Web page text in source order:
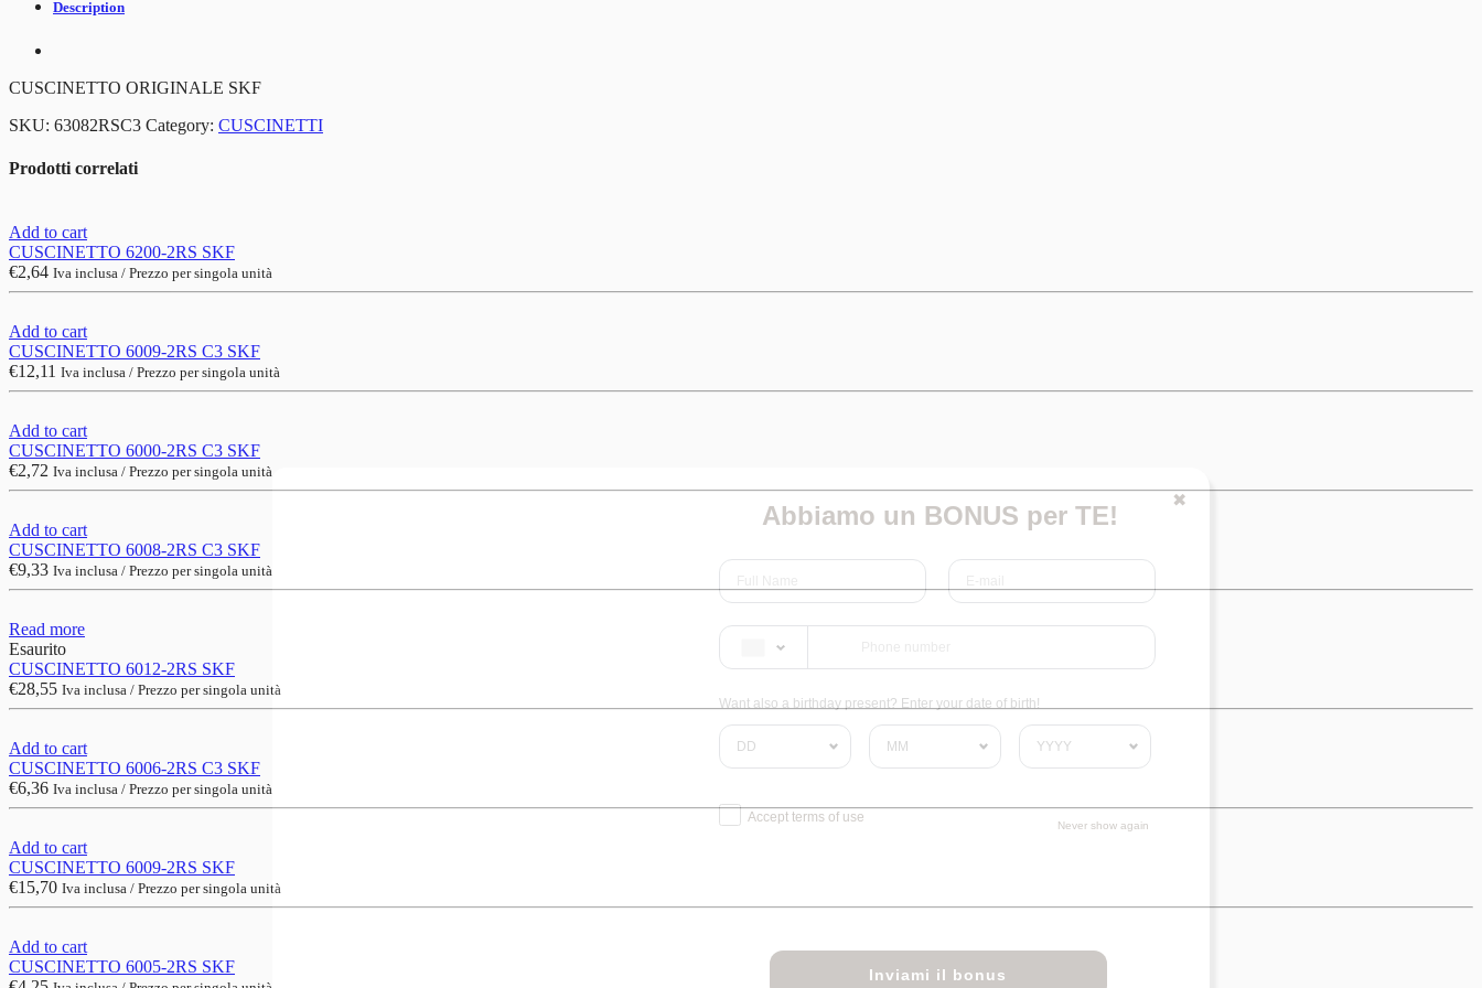
Description
CUSCINETTO ORIGINALE SKF
SKU: 63082RSC3 Category: CUSCINETTI
Prodotti correlati
Add to cart
CUSCINETTO 6200-2RS SKF
€2,64 Iva inclusa / Prezzo per singola unità
Add to cart
CUSCINETTO 6009-2RS C3 SKF
€12,11 Iva inclusa / Prezzo per singola unità
Add to cart
CUSCINETTO 6000-2RS C3 SKF
€2,72 Iva inclusa / Prezzo per singola unità
Add to cart
CUSCINETTO 6008-2RS C3 SKF
€9,33 Iva inclusa / Prezzo per singola unità
Read more
Esaurito
CUSCINETTO 6012-2RS SKF
€28,55 Iva inclusa / Prezzo per singola unità
Add to cart
CUSCINETTO 6006-2RS C3 SKF
€6,36 Iva inclusa / Prezzo per singola unità
Add to cart
CUSCINETTO 6009-2RS SKF
€15,70 Iva inclusa / Prezzo per singola unità
Add to cart
CUSCINETTO 6005-2RS SKF
✖
Abbiamo un BONUS per TE!
Want also a birthday present? Enter your date of birth!
Accept terms of use
Never show again
Inviami il bonus